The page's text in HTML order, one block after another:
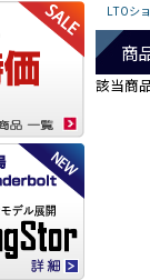
LTOシ
商
該当商